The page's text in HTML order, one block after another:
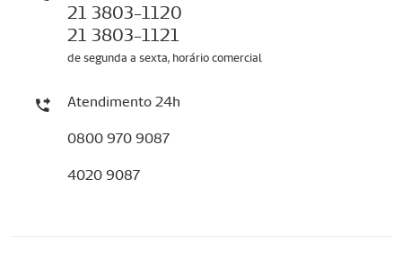
21 3803-1120
21 3803-1121
de segunda a sexta, horário comercial
Atendimento 24h
0800 970 9087
4020 9087